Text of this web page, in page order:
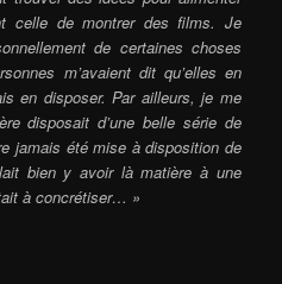
celle de montrer des films. Je
de certaines choses
m’avaient dit qu’elles en
en disposer. Par ailleurs, je me
disposait d’une belle série de
jamais été mise à disposition de
bien y avoir là matière à une
à concrétiser… »